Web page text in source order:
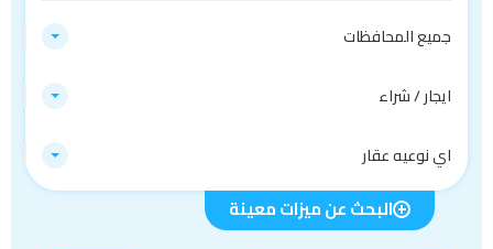
جميع المحافظات
ايجار / شراء
اي نوعيه عقار
البحث عن ميزات معينة